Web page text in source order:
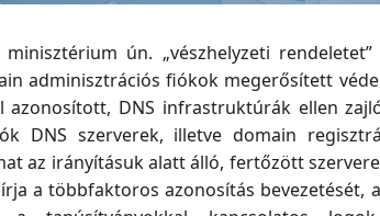
ún. „vészhelyzeti
adminisztrációs fiókok megerősített
azonosított, DNS infrastruktúrák ellen
DNS szerverek, illetve domain
az irányításuk alatt álló, fertőzött
a többfaktoros azonosítás bevezetését,